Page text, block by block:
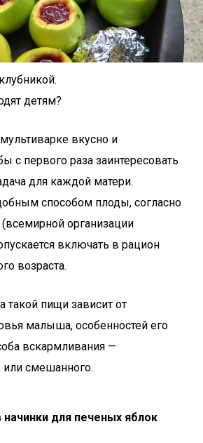
детям?
вкусно и
с первого раза заинтересовать
для каждой матери.
способом плоды, согласно
организации
включать в рацион
возраста.
такой пищи зависит от
малыша, особенностей его
вскармливания —
или смешанного.
начинки для печеных яблок